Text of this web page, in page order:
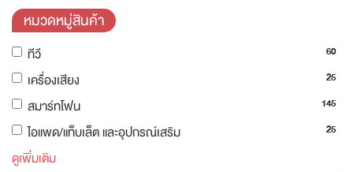
หมวดหมู่สินค้า
ทีวี 60
เครื่องเสียง 25
สมาร์ทโฟน 145
ไอแพด/แท็บเล็ต และอุปกรณ์เสริม 25
ดูเพิ่มเติม